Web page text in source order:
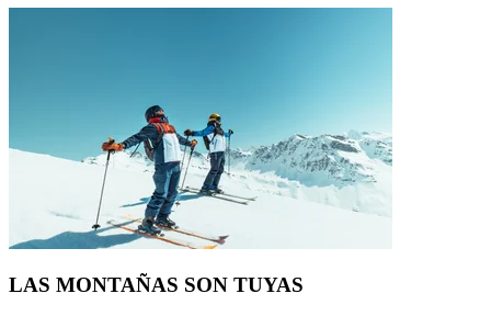
LAS MONTAÑAS SON TUYAS